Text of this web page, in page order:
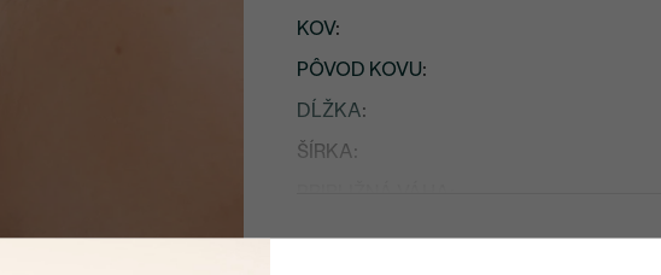
KOV:
PÔVOD KOVU:
DĹŽKA:
ŠÍRKA:
TYP: